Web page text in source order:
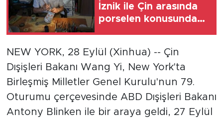
İznik ile Çin arasında
porselen konusunda
NEW YORK, 28 Eylül (Xinhua) -- Çin
Dışişleri Bakanı Wang Yi, New York'ta
Birleşmiş Milletler Genel Kurulu'nun 79.
Oturumu çerçevesinde ABD Dışişleri Bakanı
Antony Blinken ile bir araya geldi, 27 Eylül
Xinhua Türkiye
Seyahat